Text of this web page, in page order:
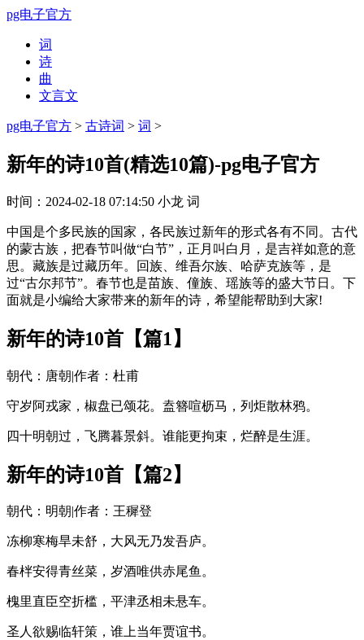
pg电子官方
词
诗
曲
文言文
pg电子官方 > 古诗词 > 词 >
新年的诗10首(精选10篇)-pg电子官方
时间： 2024-02-18 07:14:50 小龙 词
中国是个多民族的国家，各民族过新年的形式各有不同。古代
的蒙古族，把春节叫做“白节”，正月叫白月，是吉祥如意的意
思。藏族是过藏历年。回族、维吾尔族、哈萨克族等，是
过“古尔邦节”。春节也是苗族、僮族、瑶族等的盛大节日。下
面就是小编给大家带来的新年的诗，希望能帮助到大家!
新年的诗10首【篇1】
朝代：唐朝|作者：杜甫
守岁阿戎家，椒盘已颂花。盍簪喧枥马，列炬散林鸦。
四十明朝过，飞腾暮景斜。谁能更拘束，烂醉是生涯。
新年的诗10首【篇2】
朝代：明朝|作者：王穉登
冻柳寒梅旱未舒，大风无乃发吾庐。
春柈安得青丝菜，岁酒唯供赤尾鱼。
槐里直臣空折槛，平津丞相未悬车。
圣人欲赐临轩策，谁上当年贾谊书。